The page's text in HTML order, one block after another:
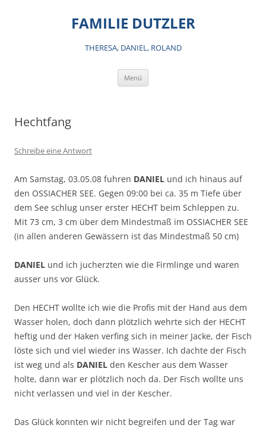
FAMILIE DUTZLER
THERESA, DANIEL, ROLAND
Menü
Hechtfang
Schreibe eine Antwort
Am Samstag, 03.05.08 fuhren DANIEL und ich hinaus auf
den OSSIACHER SEE. Gegen 09:00 bei ca. 35 m Tiefe über
dem See schlug unser erster HECHT beim Schleppen zu.
Mit 73 cm, 3 cm über dem Mindestmaß im OSSIACHER SEE
(in allen anderen Gewässern ist das Mindestmaß 50 cm)
DANIEL und ich jucherzten wie die Firmlinge und waren
ausser uns vor Glück.
Den HECHT wollte ich wie die Profis mit der Hand aus dem
Wasser holen, doch dann plötzlich wehrte sich der HECHT
heftig und der Haken verfing sich in meiner Jacke, der Fisch
löste sich und viel wieder ins Wasser. Ich dachte der Fisch
ist weg und als DANIEL den Kescher aus dem Wasser
holte, dann war er plötzlich noch da. Der Fisch wollte uns
nicht verlassen und viel in der Kescher.
Das Glück konnten wir nicht begreifen und der Tag war